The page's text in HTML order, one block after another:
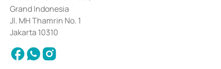
Surat Berharga Komersial yang izinnya diterbitkan pada tahun 2018.
Grand Indonesia
Jl. MH Thamrin No. 1
Jakarta 10310